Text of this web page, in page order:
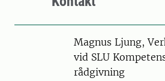
PersonMagnus Ljung,
vid SLU
rådgivning